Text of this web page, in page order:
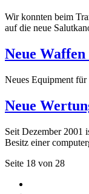
Wir konnten beim
auf die neue
Neue
Neues Equipment für
Neue
Seit Dezember 2001
Besitz einer
Seite 18 von 28